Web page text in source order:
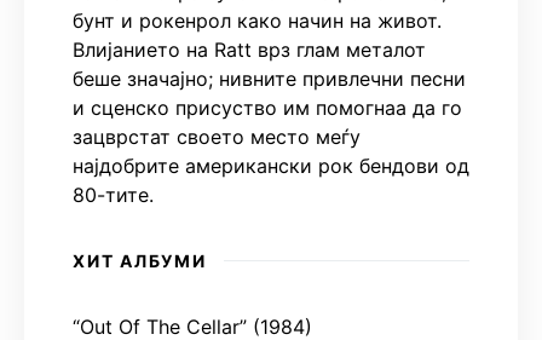
бунт и рокенрол како начин на живот.
Влијанието на Ratt врз глам металот
беше значајно; нивните привлечни песни
и сценско присуство им помогнаа да го
зацврстат своето место меѓу
најдобрите американски рок бендови од
80-тите.
ХИТ АЛБУМИ
“Out Of The Cellar” (1984)